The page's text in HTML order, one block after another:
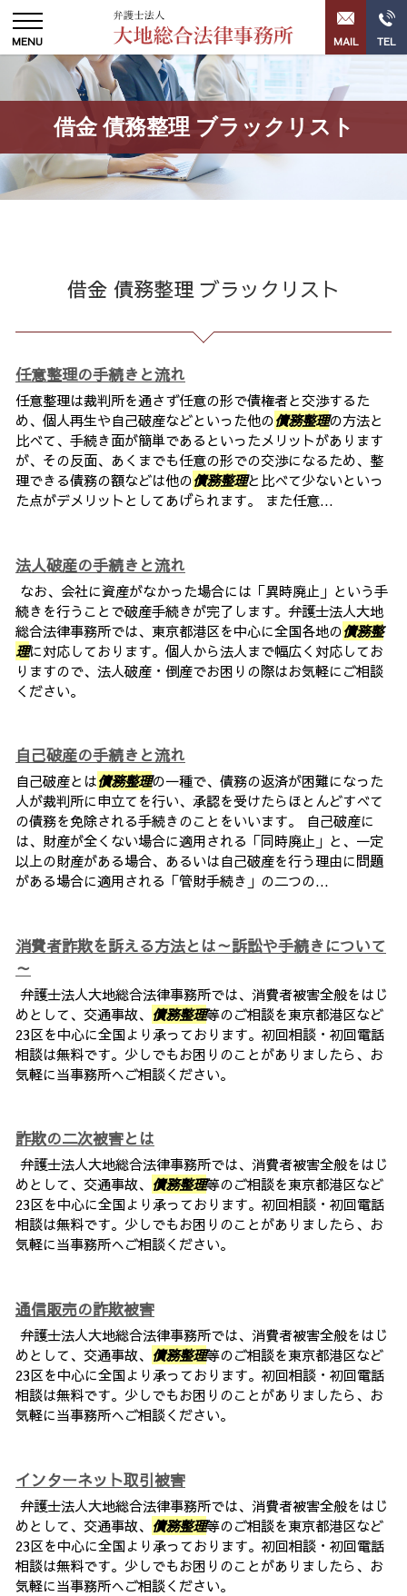
借金 債務整理 ブラックリスト
借金 債務整理 ブラックリスト
任意整理の手続きと流れ
任意整理は裁判所を通さず任意の形で債権者と交渉するた
め、個人再生や自己破産などといった他の債務整理の方法と
比べて、手続き面が簡単であるといったメリットがあります
が、その反面、あくまでも任意の形での交渉になるため、整
理できる債務の額などは他の債務整理と比べて少ないといっ
た点がデメリットとしてあげられます。 また任意...
法人破産の手続きと流れ
なお、会社に資産がなかった場合には「異時廃止」という手
続きを行うことで破産手続きが完了します。弁護士法人大地
総合法律事務所では、東京都港区を中心に全国各地の債務整
理に対応しております。個人から法人まで幅広く対応してお
りますので、法人破産・倒産でお困りの際はお気軽にご相談
ください。
自己破産の手続きと流れ
自己破産とは債務整理の一種で、債務の返済が困難になった
人が裁判所に申立てを行い、承認を受けたらほとんどすべて
の債務を免除される手続きのことをいいます。 自己破産に
は、財産が全くない場合に適用される「同時廃止」と、一定
以上の財産がある場合、あるいは自己破産を行う理由に問題
がある場合に適用される「管財手続き」の二つの...
消費者詐欺を訴える方法とは～訴訟や手続きについて
～
弁護士法人大地総合法律事務所では、消費者被害全般をはじ
めとして、交通事故、 債務整理等のご相談を東京都港区など
23区を中心に全国より承っております。初回相談・初回電話
相談は無料です。少しでもお困りのことがありましたら、お
気軽に当事務所へご相談ください。
詐欺の二次被害とは
弁護士法人大地総合法律事務所では、消費者被害全般をはじ
めとして、交通事故、 債務整理等のご相談を東京都港区など
23区を中心に全国より承っております。初回相談・初回電話
相談は無料です。少しでもお困りのことがありましたら、お
気軽に当事務所へご相談ください。
通信販売の詐欺被害
弁護士法人大地総合法律事務所では、消費者被害全般をはじ
めとして、交通事故、 債務整理等のご相談を東京都港区など
23区を中心に全国より承っております。初回相談・初回電話
相談は無料です。少しでもお困りのことがありましたら、お
気軽に当事務所へご相談ください。
インターネット取引被害
弁護士法人大地総合法律事務所では、消費者被害全般をはじ
めとして、交通事故、 債務整理等のご相談を東京都港区など
23区を中心に全国より承っております。初回相談・初回電話
相談は無料です。少しでもお困りのことがありましたら、お
気軽に当事務所へご相談ください。